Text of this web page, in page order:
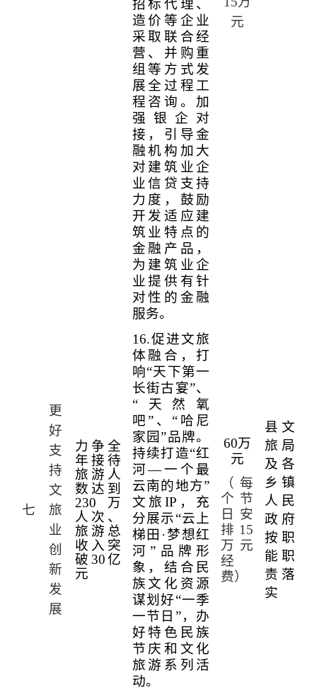
招标代理、
造价等企业
采取联合经
营、并购重
组等方式发
展全过程工
程咨询。加
强银企对
接，引导金
融机构加大
对建筑业企
业信贷支持
力度，鼓励
开发适应建
筑业特点的
金融产品，
为建筑业企
业提供有针
对性的金融
服务。
元
七
更
好
支
持
文
旅
业
创
新
发
展
力争全
年接待
旅游人
数达到
230 万
人次、
旅游总
收入突
破 30亿
元
16.促进文旅
体融合，打
响“天下第一
长街古宴”、
“天然氧
吧”、“哈尼
家园”品牌。
持续打造“红
河—一个最
云南的地方”
文旅 IP ，充
分展示“云上
梯田·梦想红
河”品牌形
象，结合民
族文化资源
谋划好“一季
一节日”，办
好特色民族
节庆和文化
旅游系列活
动。
60万
元
（每
个节
日安
排 15
万元
经
费）
县文
旅局
及各
乡镇
人民
政府
按职
能职
责落
实